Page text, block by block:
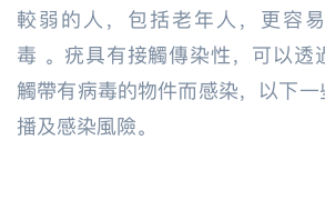
較弱的人，包括老年人，更容
毒 。疣具有接觸傳染性，可以透
觸帶有病毒的物件而感染，以下
播及感染風險。